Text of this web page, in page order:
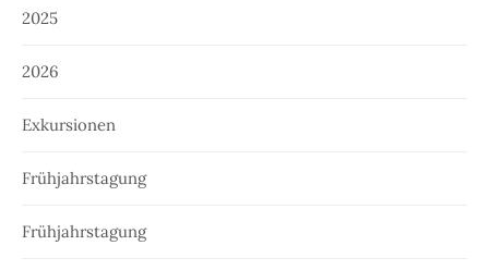
2025
2026
Exkursionen
Frühjahrstagung
Frühjahrstagung